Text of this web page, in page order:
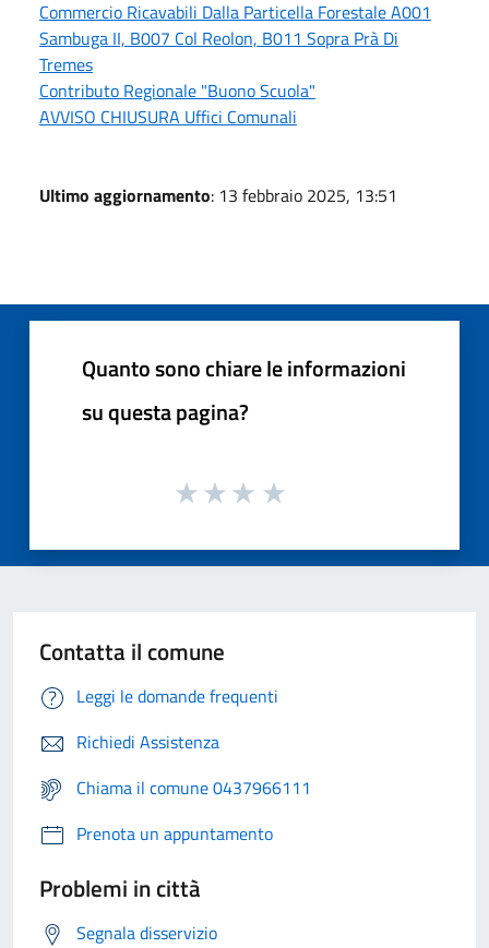
Commercio Ricavabili Dalla Particella Forestale A001
Sambuga II, B007 Col Reolon, B011 Sopra Prà Di
Tremes
Contributo Regionale "Buono Scuola"
AVVISO CHIUSURA Uffici Comunali
Ultimo aggiornamento: 13 febbraio 2025, 13:51
Quanto sono chiare le informazioni
su questa pagina?
Contatta il comune
Leggi le domande frequenti
Richiedi Assistenza
Chiama il comune 0437966111
Prenota un appuntamento
Problemi in città
Segnala disservizio